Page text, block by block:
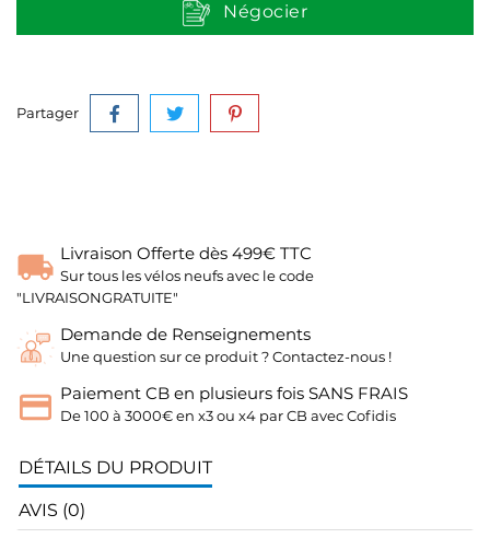
Négocier
Partager
Livraison Offerte dès 499€ TTC
Sur tous les vélos neufs avec le code
"LIVRAISONGRATUITE"
Demande de Renseignements
Une question sur ce produit ? Contactez-nous !
Paiement CB en plusieurs fois SANS FRAIS
De 100 à 3000€ en x3 ou x4 par CB avec Cofidis
DÉTAILS DU PRODUIT
AVIS (0)